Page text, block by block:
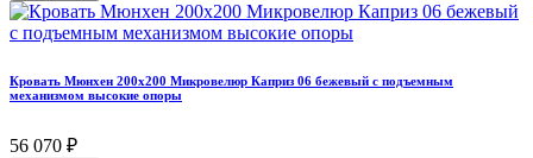
Кровать Мюнхен 200х200 Микровелюр Каприз 06 бежевый с подъемным
механизмом высокие опоры
56 070 ₽